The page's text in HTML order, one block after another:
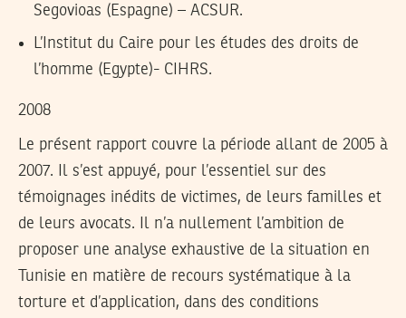
Segovioas (Espagne) – ACSUR.
L’Institut du Caire pour les études des droits de
l’homme (Egypte)- CIHRS.
2008
Le présent rapport couvre la période allant de 2005 à
2007. Il s’est appuyé, pour l’essentiel sur des
témoignages inédits de victimes, de leurs familles et
de leurs avocats. Il n’a nullement l’ambition de
proposer une analyse exhaustive de la situation en
Tunisie en matière de recours systématique à la
torture et d’application, dans des conditions